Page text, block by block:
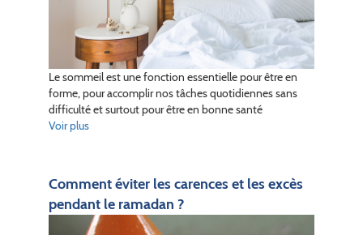
Le sommeil est une fonction essentielle pour être en
forme, pour accomplir nos tâches quotidiennes sans
difficulté et surtout pour être en bonne santé
Voir plus
Comment éviter les carences et les excès
pendant le ramadan ?